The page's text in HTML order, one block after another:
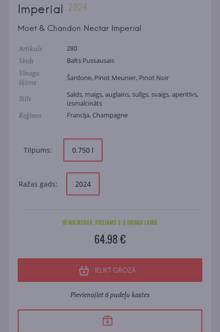
Imperial 2024
Moet & Chandon Nectar Imperial
Artikuls 280
Veids Balts Pussausais
Vīnogu
šķirne
Šardone, Pinot Meunier, Pinot Noir
Stils
Salds, maigs, auglains, sulīgs, svaigs, aperitīvs,
izsmalcināts
Reģions Francija, Champagne
Tilpums: 0.750 l
Ražas gads: 2024
IR NOLIKTAVĀ. PIEEJAMS 2-3 DIENAS LAIKĀ
64.98 €
IELIKT GROZĀ
Pievienojiet 6 pudeļu kastes